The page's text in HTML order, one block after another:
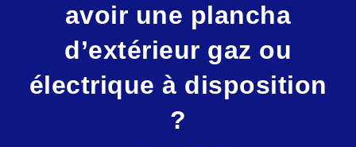
avoir une plancha
d’extérieur gaz ou
électrique à disposition
?